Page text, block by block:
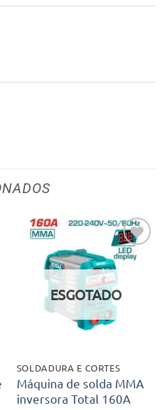
Adicionar
aos meus
desejos
ESGOTADO
SOLDADURA E CORTES
Máquina de solda MMA
inversora Total 160A